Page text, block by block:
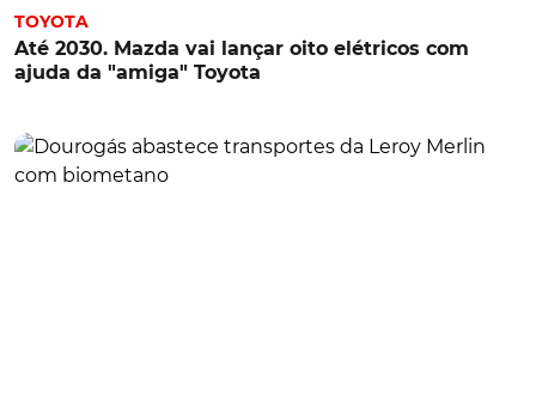
TOYOTA
Até 2030. Mazda vai lançar oito elétricos com
ajuda da "amiga" Toyota